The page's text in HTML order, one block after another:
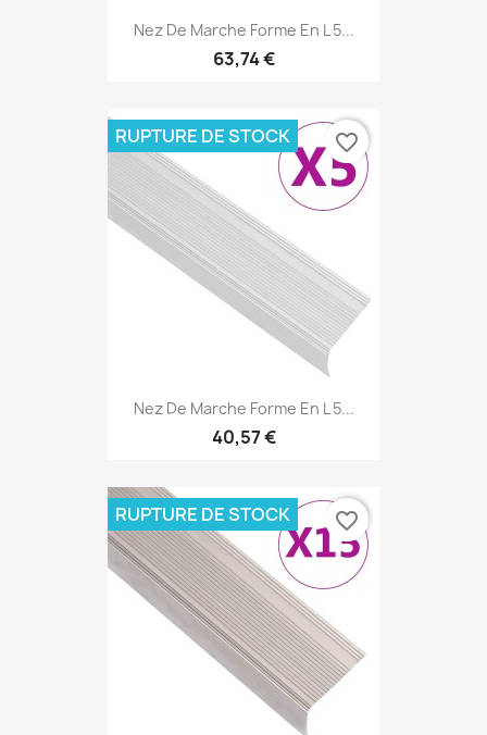
Nez De Marche Forme En L 5...
63,74 €
Nez De Marche Forme En L 5...
40,57 €
RUPTURE DE STOCK favorite_border
RUPTURE DE STOCK favorite_border